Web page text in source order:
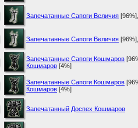
Запечатанные Сапоги Величия [96%]
Запечатанные Сапоги Величия [96%]
Запечатанные Сапоги Кошмаров
Кошмаров [4%]
Запечатанные Сапоги Кошмаров
Кошмаров [4%]
Запечатанный Доспех Кошмаров